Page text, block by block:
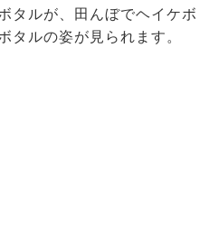
タルが、田んぼでヘイケボ
タルの姿が見られます。